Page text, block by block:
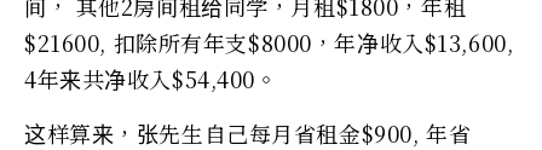
$21600, 扣除所有年支$8000，年净收入$13,600,
4年来共净收入$54,400。
这样算来，张先生自己每月省租金$900, 年省